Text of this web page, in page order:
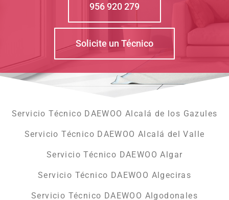
956 920 279
Solicite un Técnico
Servicio Técnico DAEWOO Alcalá de los Gazules
Servicio Técnico DAEWOO Alcalá del Valle
Servicio Técnico DAEWOO Algar
Servicio Técnico DAEWOO Algeciras
Servicio Técnico DAEWOO Algodonales